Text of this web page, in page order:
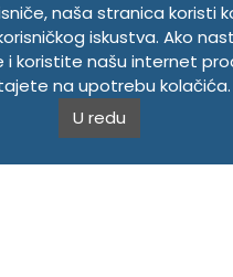
INFORMACIJE
Politika o kolačićima
Uslovi korištenja
Politika privatnosti
naša stranica koristi
iskustva. Ako
i koristite našu internet
na upotrebu kolačića.
U redu